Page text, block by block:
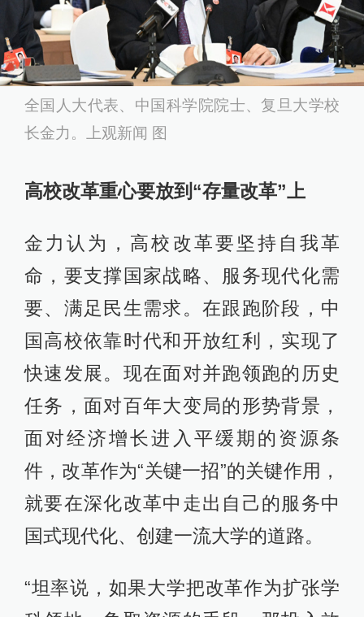
全国人大代表、中国科学院院士、复旦大学校
长金力。上观新闻 图
高校改革重心要放到“存量改革”上
金力认为，高校改革要坚持自我革
命，要支撑国家战略、服务现代化需
要、满足民生需求。在跟跑阶段，中
国高校依靠时代和开放红利，实现了
快速发展。现在面对并跑领跑的历史
任务，面对百年大变局的形势背景，
面对经济增长进入平缓期的资源条
件，改革作为“关键一招”的关键作用，
就要在深化改革中走出自己的服务中
国式现代化、创建一流大学的道路。
“坦率说，如果大学把改革作为扩张学